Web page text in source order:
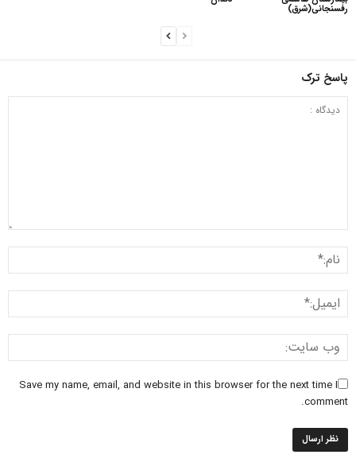
رفسنجانی(شرق)
پاسخ ترک
Save my name, email, and website in this browser for the next time I
comment.